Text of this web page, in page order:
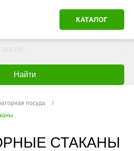
КАТАЛОГ
Найти
посуда
/
СТАКАНЫ